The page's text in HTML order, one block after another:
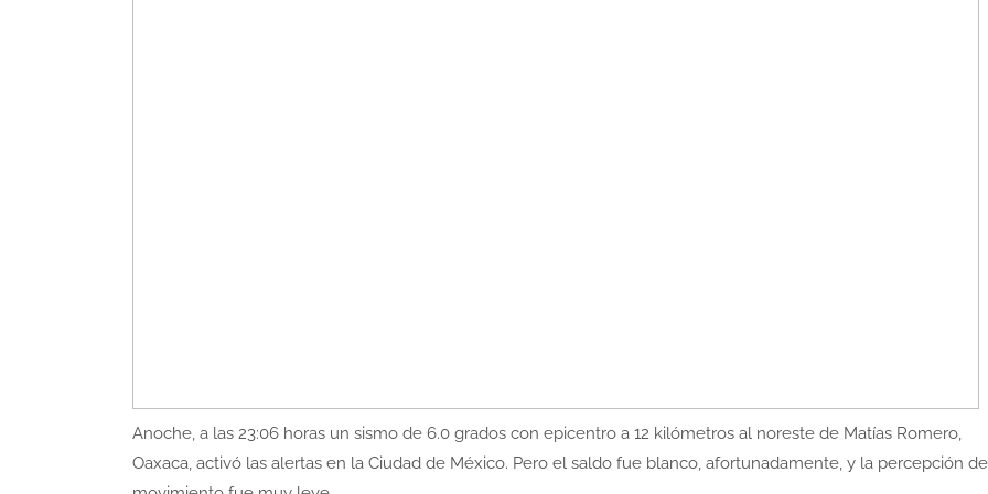
Anoche, a las 23:06 horas un sismo de 6.0 grados con epicentro a 12 kilómetros al noreste de Matías Romero,
Oaxaca, activó las alertas en la Ciudad de México. Pero el saldo fue blanco, afortunadamente, y la percepción